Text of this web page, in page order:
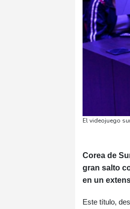
El videojuego
Corea de
gran salto
en un
Este título,